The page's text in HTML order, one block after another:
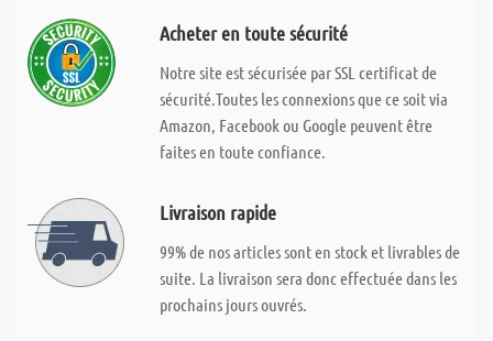
Acheter en toute sécurité
Notre site est sécurisée par SSL certificat de
sécurité.Toutes les connexions que ce soit via
Amazon, Facebook ou Google peuvent être
faites en toute confiance.
Livraison rapide
99% de nos articles sont en stock et livrables de
suite. La livraison sera donc effectuée dans les
prochains jours ouvrés.